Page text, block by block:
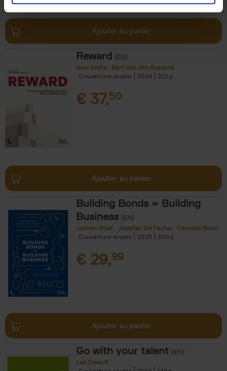
Ajouter au panier
Reward (EN)
Axel Smits
Bart Van den Bussche
Couverture souple
2024 222
€ 37,50
Ajouter au panier
Building Bonds = Building
Business (EN)
Jochen Roef Jozefien De Feyter
Carolien Boom
Couverture souple
2025 200
€ 29,99
Ajouter au panier
Go with your talent (EN)
Luk Dewulf